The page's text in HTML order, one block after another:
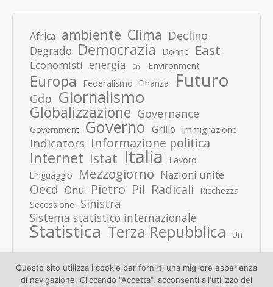
Africa ambiente Clima Declino
Degrado Democrazia Donne East
Economisti energia Eni Environment
Europa Federalismo Finanza Futuro
Gdp Giornalismo
Globalizzazione Governance
Government Governo Grillo Immigrazione
Indicators Informazione politica
Internet Istat Italia
Lavoro
Linguaggio
Mezzogiorno Nazioni unite
Oecd Onu Pietro Pil Radicali Ricchezza
Secessione Sinistra
Sistema statistico internazionale
Statistica Terza Repubblica Un
Questo sito utilizza i cookie per fornirti una migliore esperienza
di navigazione. Cliccando "Accetta", acconsenti all'utilizzo dei